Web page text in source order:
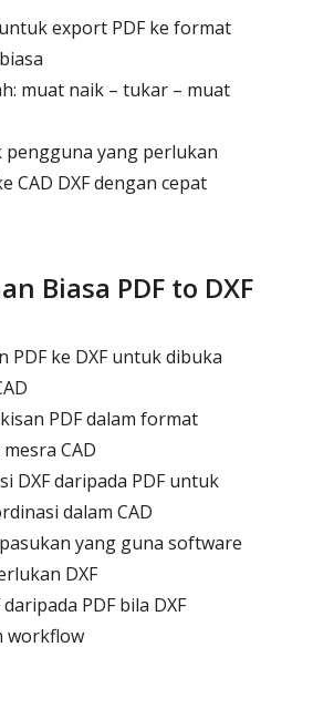
export PDF ke format
muat naik – tukar – muat
pengguna yang perlukan
CAD DXF dengan cepat
Biasa PDF to DXF
PDF ke DXF untuk dibuka
PDF dalam format
CAD
DXF daripada PDF untuk
dalam CAD
yang guna software
DXF
PDF bila DXF
workflow